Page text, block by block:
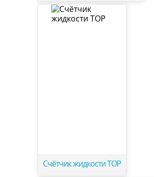
Счётчик жидкости ТОР